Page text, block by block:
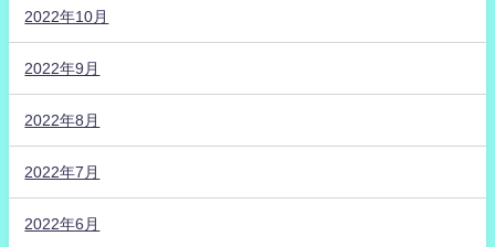
2022年10月
2022年9月
2022年8月
2022年7月
2022年6月